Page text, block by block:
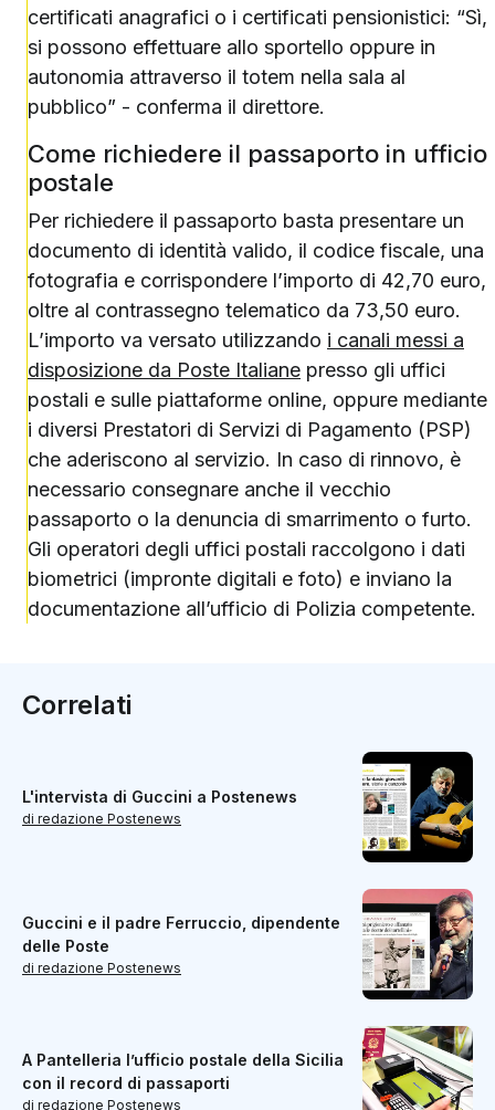
certificati anagrafici o i certificati pensionistici: “Sì,
si possono effettuare allo sportello oppure in
autonomia attraverso il totem nella sala al
pubblico” - conferma il direttore.
Come richiedere il passaporto in ufficio
postale
Per richiedere il passaporto basta presentare un
documento di identità valido, il codice fiscale, una
fotografia e corrispondere l’importo di 42,70 euro,
oltre al contrassegno telematico da 73,50 euro.
L’importo va versato utilizzando i canali messi a
disposizione da Poste Italiane presso gli uffici
postali e sulle piattaforme online, oppure mediante
i diversi Prestatori di Servizi di Pagamento (PSP)
che aderiscono al servizio. In caso di rinnovo, è
necessario consegnare anche il vecchio
passaporto o la denuncia di smarrimento o furto.
Gli operatori degli uffici postali raccolgono i dati
biometrici (impronte digitali e foto) e inviano la
documentazione all’ufficio di Polizia competente.
Correlati
L'intervista di Guccini a Postenews
di redazione Postenews
Guccini e il padre Ferruccio, dipendente
delle Poste
di redazione Postenews
A Pantelleria l’ufficio postale della Sicilia
con il record di passaporti
di redazione Postenews